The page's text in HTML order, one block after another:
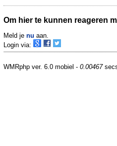
Om hier te kunnen reageren
Meld je nu aan.
Login via:
WMRphp ver. 6.0 mobiel - 0.00467